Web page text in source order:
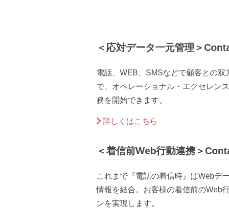
＜応対データ一元管理＞
電話、WEB、SMSなどで顧客との
で、オペレーショナル・エクセレン
務を開始できます。
詳しくはこちら
＜着信前Web行動連携＞
これまで『電話の着信時』はWebデ
情報を結合。お客様の着信前のWeb
ンを実現します。